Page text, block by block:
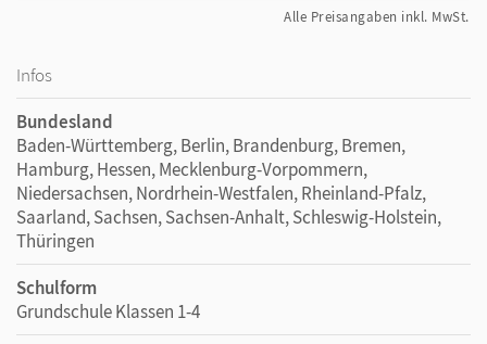
Alle Preisangaben inkl. MwSt.
Infos
Bundesland
Baden-Württemberg, Berlin, Brandenburg, Bremen,
Hamburg, Hessen, Mecklenburg-Vorpommern,
Niedersachsen, Nordrhein-Westfalen, Rheinland-Pfalz,
Saarland, Sachsen, Sachsen-Anhalt, Schleswig-Holstein,
Thüringen
Schulform
Grundschule Klassen 1-4